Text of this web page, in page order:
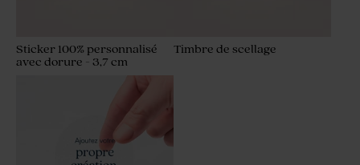
Sticker 100% personnalisé
avec dorure - 3,7 cm
Timbre de scellage